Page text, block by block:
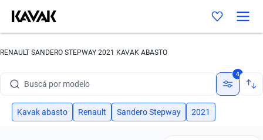
RENAULT SANDERO STEPWAY 2021 KAVAK ABASTO
Buscá por modelo
Buscá por versión
4
Kavak abasto Renault Sandero Stepway 2021